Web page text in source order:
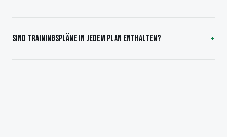
SIND TRAININGSPLÄNE IN JEDEM PLAN ENTHALTEN?